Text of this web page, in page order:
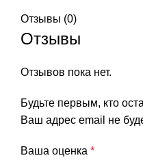
Отзывы (0)
Отзывы
Отзывов пока нет.
Будьте первым, кто
Ваш адрес email не
Ваша оценка *